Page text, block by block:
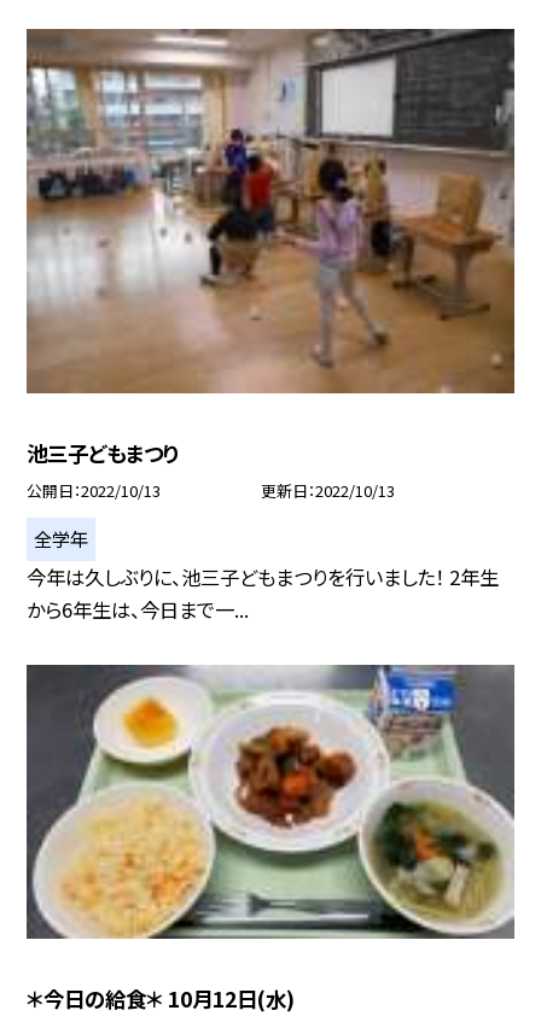
池三子どもまつり
公開日 2022/10/13 更新日 2022/10/13
全学年
今年は久しぶりに、池三子どもまつりを行いました！ 2年生
から6年生は、今日まで一...
＊今日の給食＊ 10月12日(水)